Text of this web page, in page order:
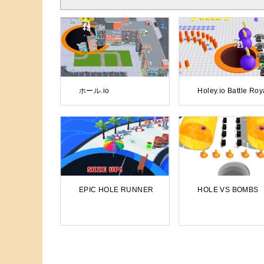
ホール.io Holey.io Battle
EPIC HOLE RUNNER HOLE VS BOMBS